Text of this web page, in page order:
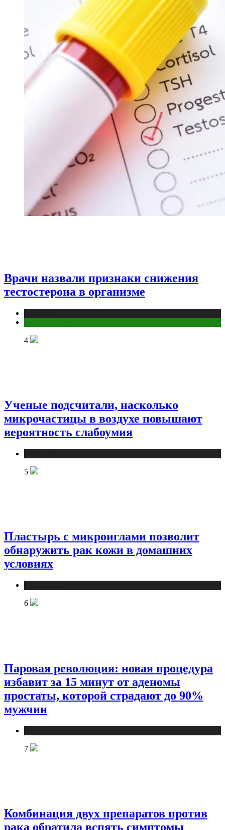
Врачи назвали признаки снижения
тестостерона в организме
4
Ученые подсчитали, насколько
микрочастицы в воздухе повышают
вероятность слабоумия
5
Пластырь с микроиглами позволит
обнаружить рак кожи в домашних
условиях
6
Паровая революция: новая процедура
избавит за 15 минут от аденомы
простаты, которой страдают до 90%
мужчин
7
Комбинация двух препаратов против
рака обратила вспять симптомы